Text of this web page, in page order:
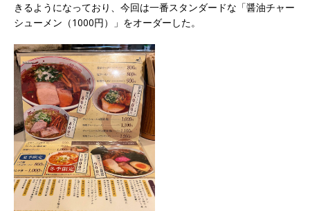
きるようになっており、今回は一番スタンダードな「醤油チャー
シューメン（1000円）」をオーダーした。